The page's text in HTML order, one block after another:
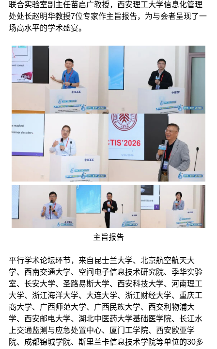
联合实验室副主任苗启广教授，西安理工大学信息化管理
处处长赵明华教授7位专家作主旨报告，为与会者呈现了一
场高水平的学术盛宴。
主旨报告
平行学术论坛环节，来自昆士兰大学、北京航空航天大
学、西南交通大学、空间电子信息技术研究院、季华实验
室、长安大学、圣路易斯大学、西安科技大学、河南理工
大学、浙江海洋大学、大连大学、浙江财经大学、重庆工
商大学、广西师范大学、广西民族大学、西交利物浦大
学、西安邮电大学、湖北中医药大学基础医学院、长江水
上交通监测与应急处置中心、厦门工学院、西安欧亚学
院、成都锦城学院、斯里兰卡信息技术学院等单位的30多